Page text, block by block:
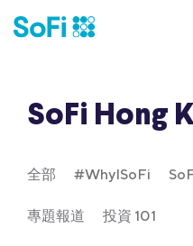
SoFi Hong
全部 #WhyISoFi
專題報道 投資 101